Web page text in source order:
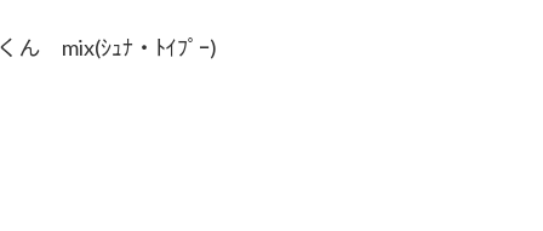
ん mix(ｼｭﾅ・ﾄｲﾌﾟｰ)